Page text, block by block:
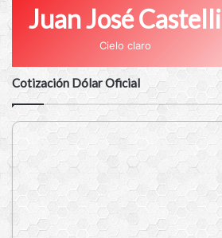
Juan José Castelli
Cielo claro
Cotización Dólar Oficial